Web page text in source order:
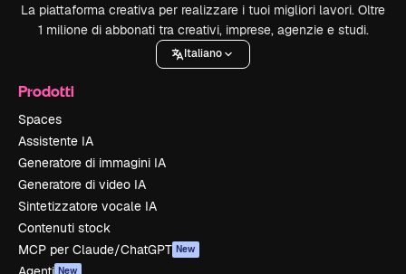
La piattaforma creativa per realizzare i tuoi migliori lavori. Oltre
1 milione di abbonati tra creativi, imprese, agenzie e studi.
Italiano
Prodotti
Spaces
Assistente IA
Generatore di immagini IA
Generatore di video IA
Sintetizzatore vocale IA
Contenuti stock
MCP per Claude/ChatGPT New
New